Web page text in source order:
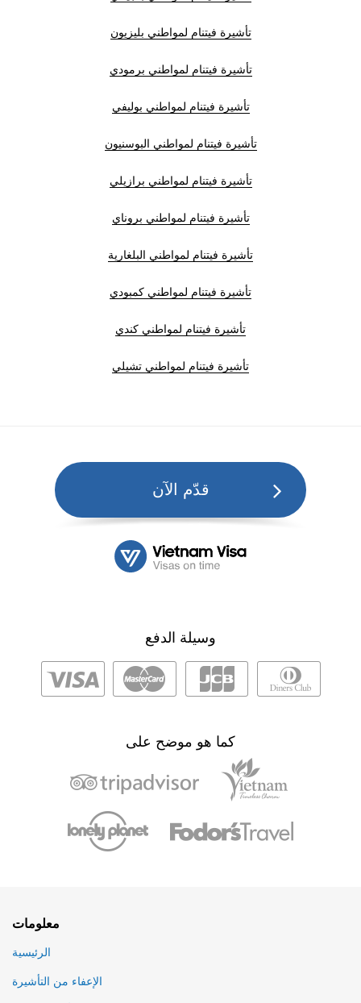
تأشيرة فيتنام لمواطني بليزيون
تأشيرة فيتنام لمواطني برمودي
تأشيرة فيتنام لمواطني بوليفي
تأشيرة فيتنام لمواطني البوسنيون
تأشيرة فيتنام لمواطني برازيلي
تأشيرة فيتنام لمواطني بروناي
تأشيرة فيتنام لمواطني البلغارية
تأشيرة فيتنام لمواطني كمبودي
تأشيرة فيتنام لمواطني كندي
تأشيرة فيتنام لمواطني تشيلي
قدّم الآن
وسيلة الدفع
كما هو موضح على
معلومات
الرئيسية
الإعفاء من التأشيرة